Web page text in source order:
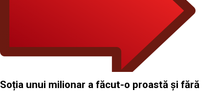
Soția unui milionar a făcut-o proastă și fără